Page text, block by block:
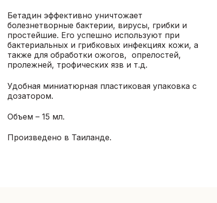
Бетадин эффективно уничтожает
болезнетворные бактерии, вирусы, грибки и
простейшие. Его успешно используют при
бактериальных и грибковых инфекциях кожи, а
также для обработки ожогов, опрелостей,
пролежней, трофических язв и т.д.
Удобная миниатюрная пластиковая упаковка с
дозатором.
Объем – 15 мл.
Произведено в Таиланде.